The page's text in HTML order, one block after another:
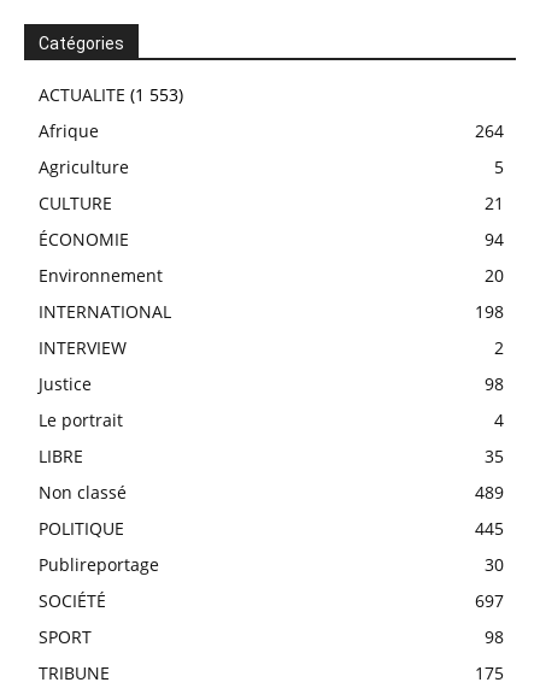
Catégories
ACTUALITE (1 553)
Afrique
264
Agriculture
5
CULTURE
21
ÉCONOMIE
94
Environnement
20
INTERNATIONAL
198
INTERVIEW
2
Justice
98
Le portrait
4
LIBRE
35
Non classé
489
POLITIQUE
445
Publireportage
30
SOCIÉTÉ
697
SPORT
98
TRIBUNE
175